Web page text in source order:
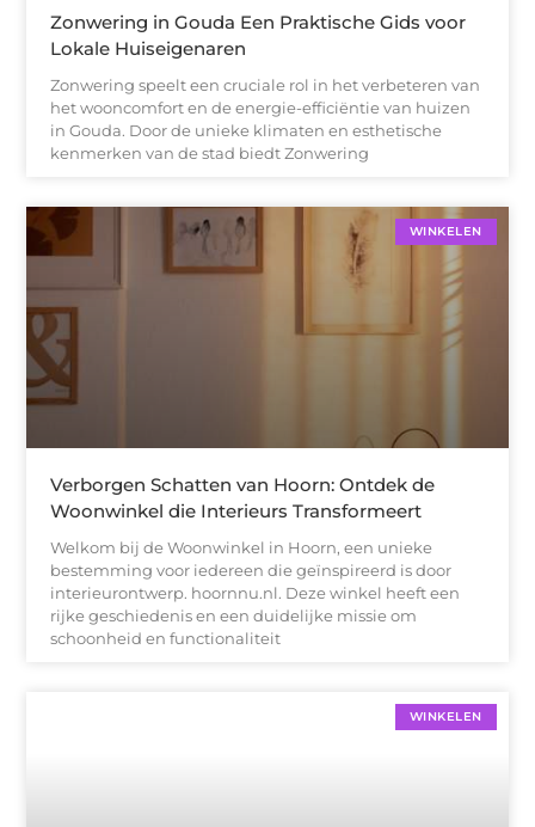
Zonwering in Gouda Een Praktische Gids voor
Lokale Huiseigenaren
Zonwering speelt een cruciale rol in het verbeteren van
het wooncomfort en de energie-efficiëntie van huizen
in Gouda. Door de unieke klimaten en esthetische
kenmerken van de stad biedt Zonwering
WINKELEN
Verborgen Schatten van Hoorn: Ontdek de
Woonwinkel die Interieurs Transformeert
Welkom bij de Woonwinkel in Hoorn, een unieke
bestemming voor iedereen die geïnspireerd is door
interieurontwerp. hoornnu.nl. Deze winkel heeft een
rijke geschiedenis en een duidelijke missie om
schoonheid en functionaliteit
WINKELEN